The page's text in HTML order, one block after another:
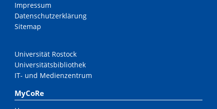
Impressum
Datenschutzerklärung
Sitemap
Universität Rostock
Universitätsbibliothek
IT- und Medienzentrum
MyCoRe